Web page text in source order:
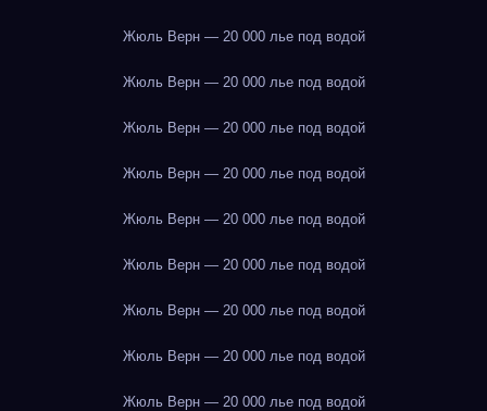
Жюль Верн — 20 000 лье под водой
Жюль Верн — 20 000 лье под водой
Жюль Верн — 20 000 лье под водой
Жюль Верн — 20 000 лье под водой
Жюль Верн — 20 000 лье под водой
Жюль Верн — 20 000 лье под водой
Жюль Верн — 20 000 лье под водой
Жюль Верн — 20 000 лье под водой
Жюль Верн — 20 000 лье под водой